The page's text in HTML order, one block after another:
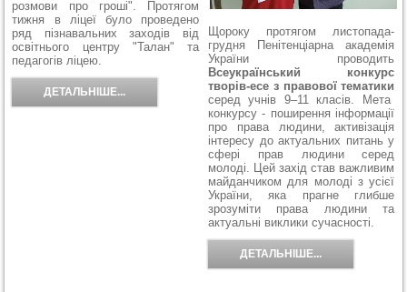
розмови про гроші". Протягом
тижня в ліцеї було проведено
ряд пізнавальних заходів від
освітнього центру "Талан" та
педагогів ліцею.
ДЕТАЛЬНІШЕ...
Щороку протягом листопада-
грудня Пенітенціарна академія
України проводить
Всеукраїнський конкурс
творів-есе з правової тематики
серед учнів 9–11 класів. Мета
конкурсу - поширення інформації
про права людини, активізація
інтересу до актуальних питань у
сфері прав людини серед
молоді. Цей захід став важливим
майданчиком для молоді з усієї
України, яка прагне глибше
зрозуміти права людини та
актуальні виклики сучасності.
ДЕТАЛЬНІШЕ...